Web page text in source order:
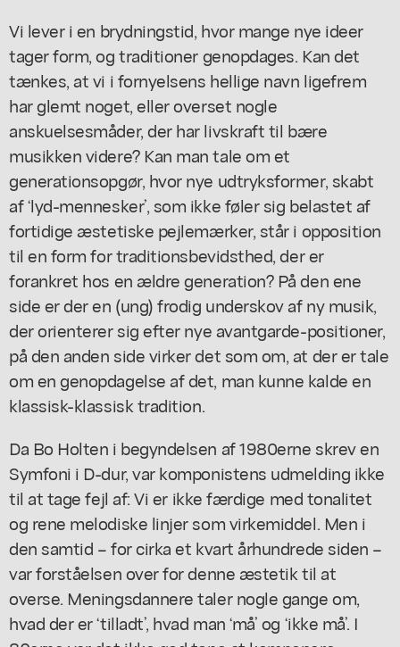
Vi lever i en brydningstid, hvor mange nye ideer
tager form, og traditioner genopdages. Kan det
tænkes, at vi i fornyelsens hellige navn ligefrem
har glemt noget, eller overset nogle
anskuelsesmåder, der har livskraft til bære
musikken videre? Kan man tale om et
generationsopgør, hvor nye udtryksformer, skabt
af ‘lyd-mennesker’, som ikke føler sig belastet af
fortidige æstetiske pejlemærker, står i opposition
til en form for traditionsbevidsthed, der er
forankret hos en ældre generation? På den ene
side er der en (ung) frodig underskov af ny musik,
der orienterer sig efter nye avantgarde-positioner,
på den anden side virker det som om, at der er tale
om en genopdagelse af det, man kunne kalde en
klassisk-klassisk tradition.
Da Bo Holten i begyndelsen af 1980erne skrev en
Symfoni i D-dur, var komponistens udmelding ikke
til at tage fejl af: Vi er ikke færdige med tonalitet
og rene melodiske linjer som virkemiddel. Men i
den samtid – for cirka et kvart århundrede siden –
var forståelsen over for denne æstetik til at
overse. Meningsdannere taler nogle gange om,
hvad der er ‘tilladt’, hvad man ‘må’ og ‘ikke må’. I